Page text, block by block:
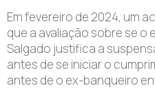
Em fevereiro de 2024, um
que a avaliação sobre se o
Salgado justifica a
antes de se iniciar o
antes de o ex-banqueiro